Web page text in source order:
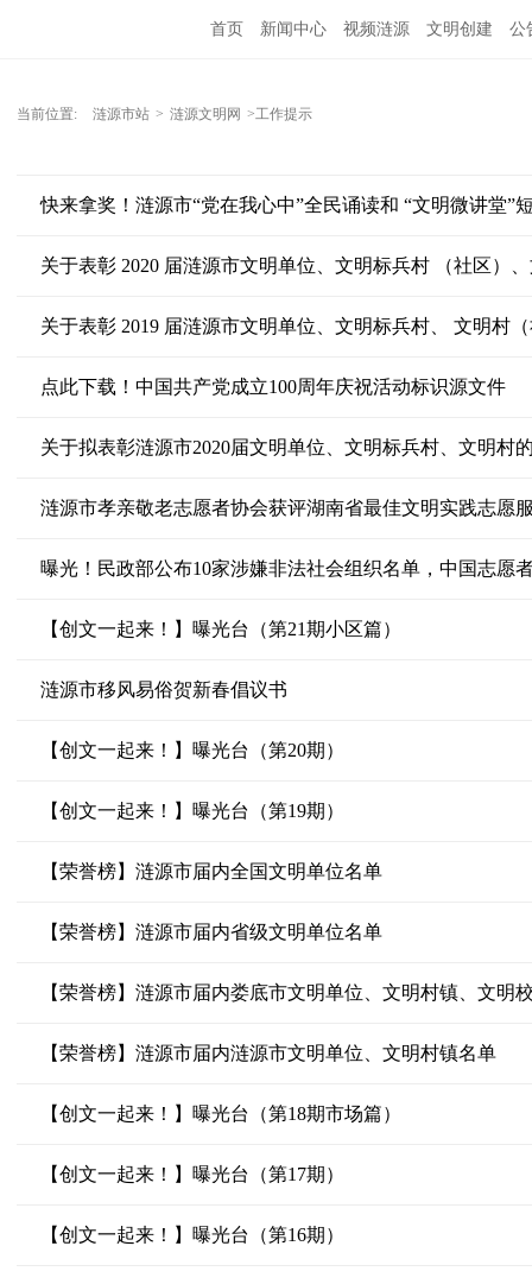
首页 新闻中心 视频涟源 文明创建 公
当前位置: 涟源市站 > 涟源文明网 >工作提示
快来拿奖！涟源市“党在我心中”全民诵读和 “文明微讲堂”
关于表彰 2020 届涟源市文明单位、文明标兵村 （社区）
关于表彰 2019 届涟源市文明单位、文明标兵村、 文明村
点此下载！中国共产党成立100周年庆祝活动标识源文件
关于拟表彰涟源市2020届文明单位、文明标兵村、文明村
涟源市孝亲敬老志愿者协会获评湖南省最佳文明实践志愿
曝光！民政部公布10家涉嫌非法社会组织名单，中国志愿
【创文一起来！】曝光台（第21期小区篇）
涟源市移风易俗贺新春倡议书
【创文一起来！】曝光台（第20期）
【创文一起来！】曝光台（第19期）
【荣誉榜】涟源市届内全国文明单位名单
【荣誉榜】涟源市届内省级文明单位名单
【荣誉榜】涟源市届内娄底市文明单位、文明村镇、文明
【荣誉榜】涟源市届内涟源市文明单位、文明村镇名单
【创文一起来！】曝光台（第18期市场篇）
【创文一起来！】曝光台（第17期）
【创文一起来！】曝光台（第16期）